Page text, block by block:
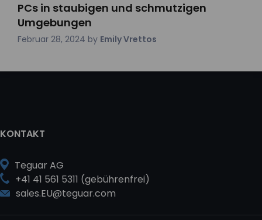
PCs in staubigen und schmutzigen
Umgebungen
Februar 28, 2024 by Emily Vrettos
KONTAKT
Teguar AG
+41 41 561 5311 (gebührenfrei)
sales.EU@teguar.com